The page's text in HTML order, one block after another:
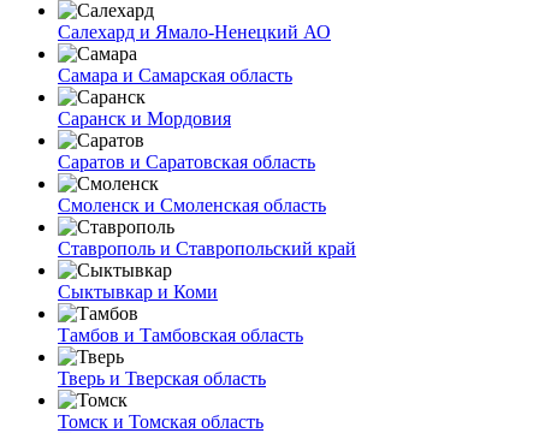
Салехард и Ямало-Ненецкий АО
Самара и Самарская область
Саранск и Мордовия
Саратов и Саратовская область
Смоленск и Смоленская область
Ставрополь и Ставропольский край
Сыктывкар и Коми
Тамбов и Тамбовская область
Тверь и Тверская область
Томск и Томская область